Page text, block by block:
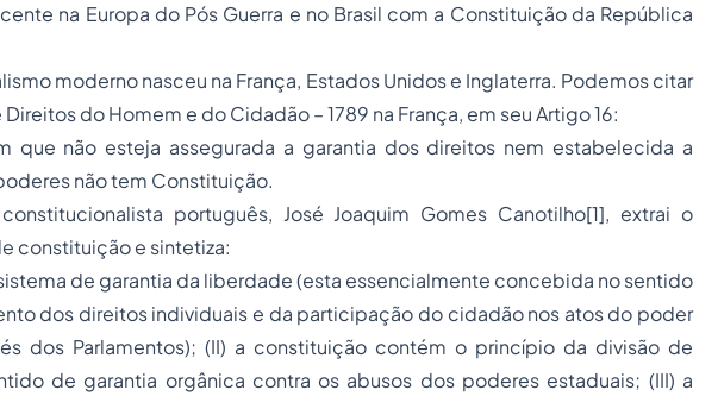
na Europa do Pós Guerra e no Brasil com a Constituição da República
moderno nasceu na França, Estados Unidos e Inglaterra. Podemos citar
do Homem e do Cidadão – 1789 na França, em seu Artigo 16:
que não esteja assegurada a garantia dos direitos nem estabelecida a
não tem Constituição.
português, José Joaquim Gomes Canotilho[1], extrai o
constituição e sintetiza:
de garantia da liberdade (esta essencialmente concebida no sentido
dos direitos individuais e da participação do cidadão nos atos do poder
dos Parlamentos); (II) a constituição contém o princípio da divisão de
de garantia orgânica contra os abusos dos poderes estaduais; (III) a